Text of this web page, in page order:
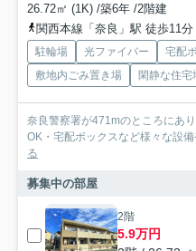
26.72㎡ (1K) /築6年 /2階建
関西本線「奈良」駅 徒歩11分
駐輪場 光ファイバー 宅配
敷地内ごみ置き場
閑静な住宅
奈良警察署が471mのところにあ
OK・宅配ボックスなど様々な設
る
募集中の部屋
2階
5.9万円